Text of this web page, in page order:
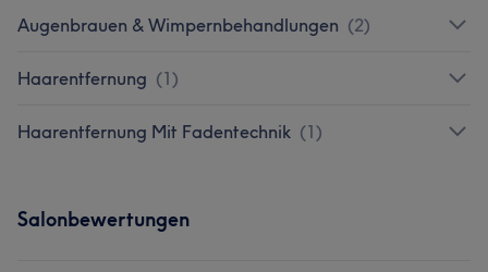
Augenbrauen & Wimpernbehandlungen (2)
Haarentfernung (1)
Haarentfernung Mit Fadentechnik (1)
Salonbewertungen